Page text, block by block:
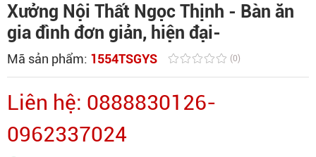
Xưởng Nội Thất Ngọc Thịnh - Bàn ăn
gia đình đơn giản, hiện đại-
Mã sản phẩm: 1554TSGYS (0)
Liên hệ: 0888830126-
0962337024